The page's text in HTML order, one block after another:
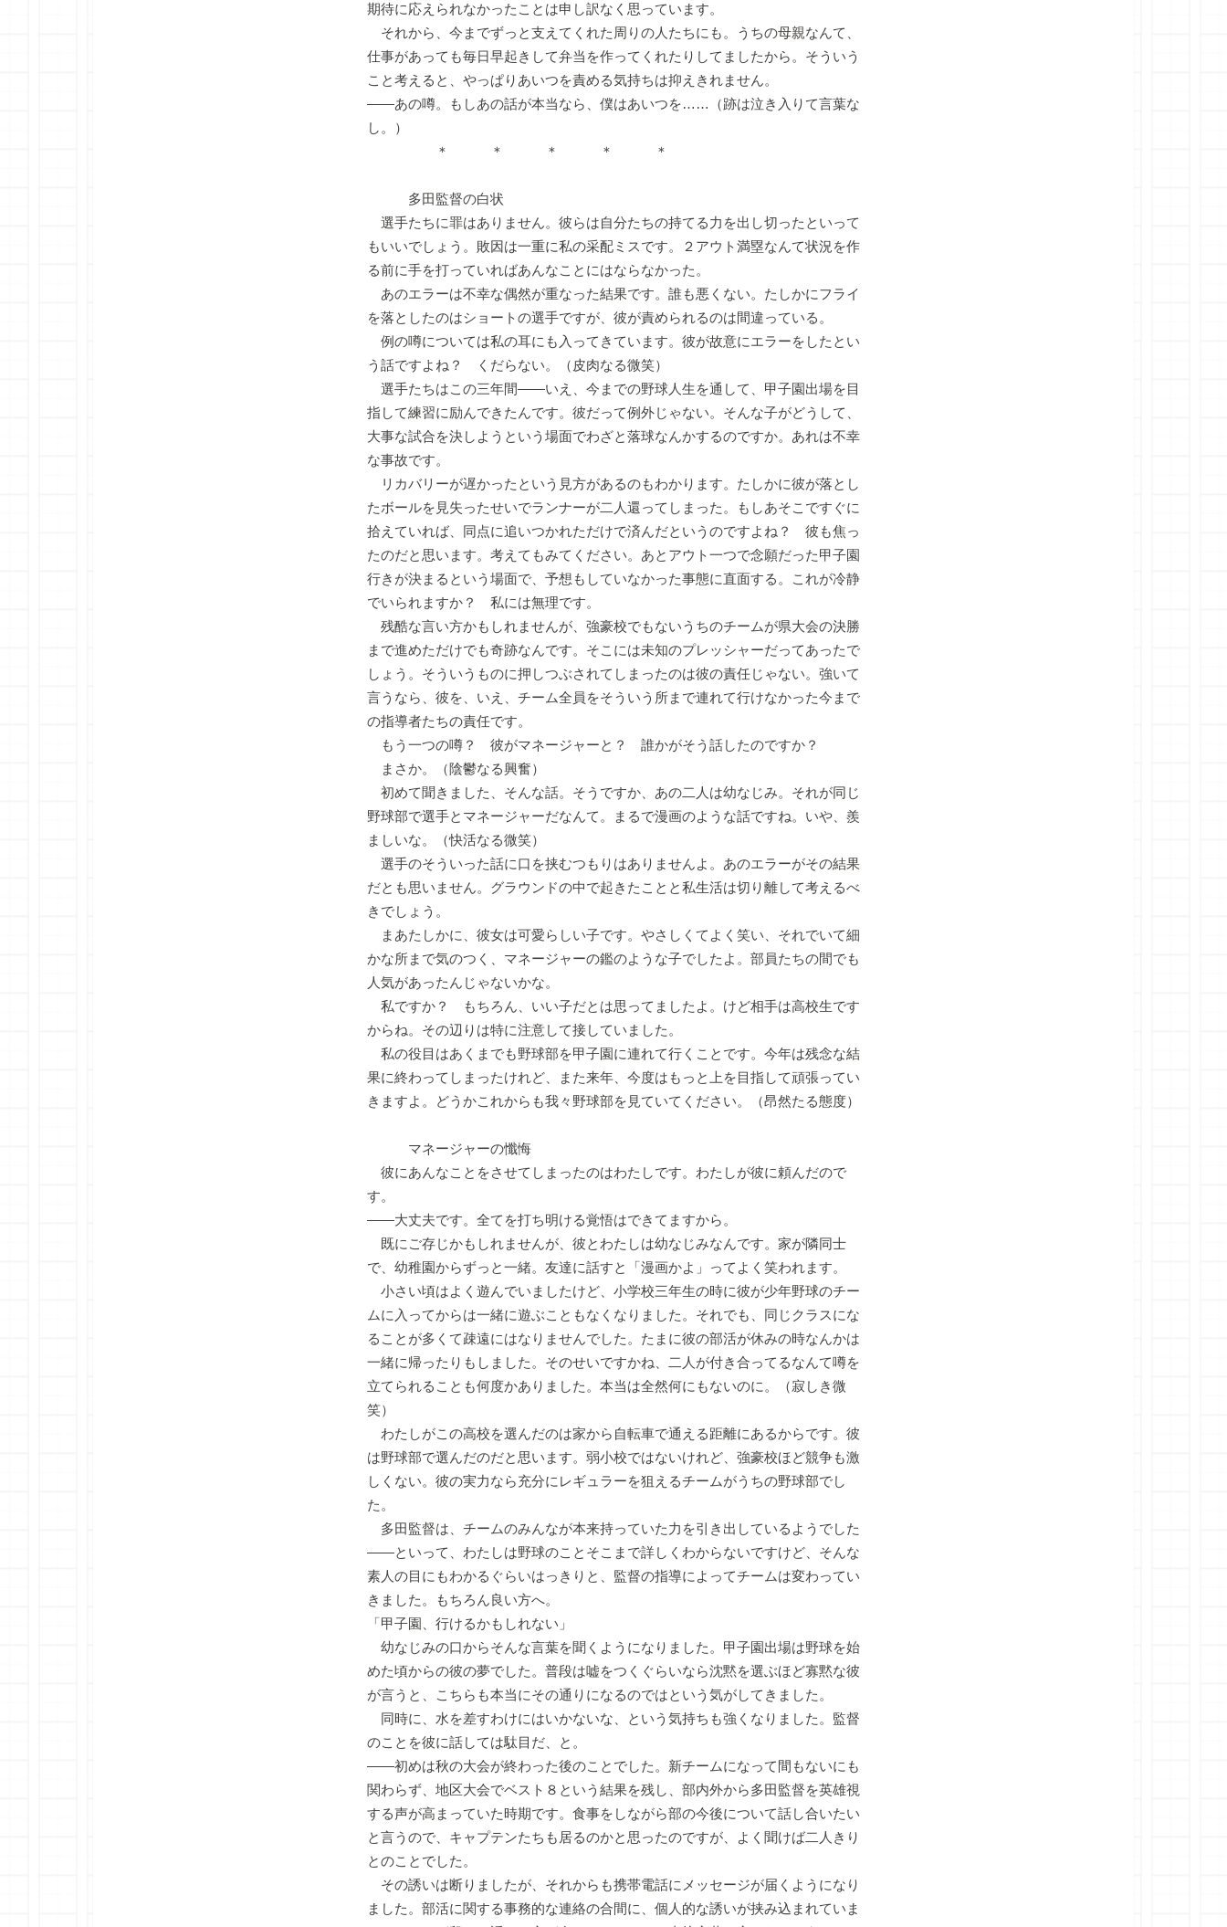
期待に応えられなかったことは申し訳なく思っています。
それから、今までずっと支えてくれた周りの人たちにも。うちの母親なんて、
仕事があっても毎日早起きして弁当を作ってくれたりしてましたから。そういう
こと考えると、やっぱりあいつを責める気持ちは抑えきれません。
――あの噂。もしあの話が本当なら、僕はあいつを……（跡は泣き入りて言葉な
し。）
＊ ＊ ＊ ＊ ＊
多田監督の白状
選手たちに罪はありません。彼らは自分たちの持てる力を出し切ったといって
もいいでしょう。敗因は一重に私の采配ミスです。２アウト満塁なんて状況を作
る前に手を打っていればあんなことにはならなかった。
あのエラーは不幸な偶然が重なった結果です。誰も悪くない。たしかにフライ
を落としたのはショートの選手ですが、彼が責められるのは間違っている。
例の噂については私の耳にも入ってきています。彼が故意にエラーをしたとい
う話ですよね？ くだらない。（皮肉なる微笑）
選手たちはこの三年間――いえ、今までの野球人生を通して、甲子園出場を目
指して練習に励んできたんです。彼だって例外じゃない。そんな子がどうして、
大事な試合を決しようという場面でわざと落球なんかするのですか。あれは不幸
な事故です。
リカバリーが遅かったという見方があるのもわかります。たしかに彼が落とし
たボールを見失ったせいでランナーが二人還ってしまった。もしあそこですぐに
拾えていれば、同点に追いつかれただけで済んだというのですよね？ 彼も焦っ
たのだと思います。考えてもみてください。あとアウト一つで念願だった甲子園
行きが決まるという場面で、予想もしていなかった事態に直面する。これが冷静
でいられますか？ 私には無理です。
残酷な言い方かもしれませんが、強豪校でもないうちのチームが県大会の決勝
まで進めただけでも奇跡なんです。そこには未知のプレッシャーだってあったで
しょう。そういうものに押しつぶされてしまったのは彼の責任じゃない。強いて
言うなら、彼を、いえ、チーム全員をそういう所まで連れて行けなかった今まで
の指導者たちの責任です。
もう一つの噂？ 彼がマネージャーと？ 誰かがそう話したのですか？
まさか。（陰鬱なる興奮）
初めて聞きました、そんな話。そうですか、あの二人は幼なじみ。それが同じ
野球部で選手とマネージャーだなんて。まるで漫画のような話ですね。いや、羨
ましいな。（快活なる微笑）
選手のそういった話に口を挟むつもりはありませんよ。あのエラーがその結果
だとも思いません。グラウンドの中で起きたことと私生活は切り離して考えるべ
きでしょう。
まあたしかに、彼女は可愛らしい子です。やさしくてよく笑い、それでいて細
かな所まで気のつく、マネージャーの鑑のような子でしたよ。部員たちの間でも
人気があったんじゃないかな。
私ですか？ もちろん、いい子だとは思ってましたよ。けど相手は高校生です
からね。その辺りは特に注意して接していました。
私の役目はあくまでも野球部を甲子園に連れて行くことです。今年は残念な結
果に終わってしまったけれど、また来年、今度はもっと上を目指して頑張ってい
きますよ。どうかこれからも我々野球部を見ていてください。（昂然たる態度）
マネージャーの懺悔
彼にあんなことをさせてしまったのはわたしです。わたしが彼に頼んだので
す。
――大丈夫です。全てを打ち明ける覚悟はできてますから。
既にご存じかもしれませんが、彼とわたしは幼なじみなんです。家が隣同士
で、幼稚園からずっと一緒。友達に話すと「漫画かよ」ってよく笑われます。
小さい頃はよく遊んでいましたけど、小学校三年生の時に彼が少年野球のチー
ムに入ってからは一緒に遊ぶこともなくなりました。それでも、同じクラスにな
ることが多くて疎遠にはなりませんでした。たまに彼の部活が休みの時なんかは
一緒に帰ったりもしました。そのせいですかね、二人が付き合ってるなんて噂を
立てられることも何度かありました。本当は全然何にもないのに。（寂しき微
笑）
わたしがこの高校を選んだのは家から自転車で通える距離にあるからです。彼
は野球部で選んだのだと思います。弱小校ではないけれど、強豪校ほど競争も激
しくない。彼の実力なら充分にレギュラーを狙えるチームがうちの野球部でし
た。
多田監督は、チームのみんなが本来持っていた力を引き出しているようでした
――といって、わたしは野球のことそこまで詳しくわからないですけど、そんな
素人の目にもわかるぐらいはっきりと、監督の指導によってチームは変わってい
きました。もちろん良い方へ。
「甲子園、行けるかもしれない」
幼なじみの口からそんな言葉を聞くようになりました。甲子園出場は野球を始
めた頃からの彼の夢でした。普段は嘘をつくぐらいなら沈黙を選ぶほど寡黙な彼
が言うと、こちらも本当にその通りになるのではという気がしてきました。
同時に、水を差すわけにはいかないな、という気持ちも強くなりました。監督
のことを彼に話しては駄目だ、と。
――初めは秋の大会が終わった後のことでした。新チームになって間もないにも
関わらず、地区大会でベスト８という結果を残し、部内外から多田監督を英雄視
する声が高まっていた時期です。食事をしながら部の今後について話し合いたい
と言うので、キャプテンたちも居るのかと思ったのですが、よく聞けば二人きり
とのことでした。
その誘いは断りましたが、それからも携帯電話にメッセージが届くようになり
ました。部活に関する事務的な連絡の合間に、個人的な誘いが挟み込まれていま